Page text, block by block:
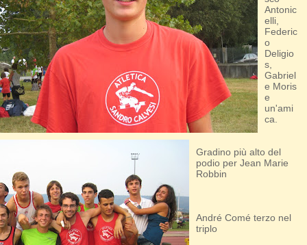
Antonic
elli,
Federic
o
Deligio
s,
Gabriel
e Moris
e
un'ami
ca.
Gradino più alto del
podio per Jean Marie
Robbin
André Comé terzo nel
triplo